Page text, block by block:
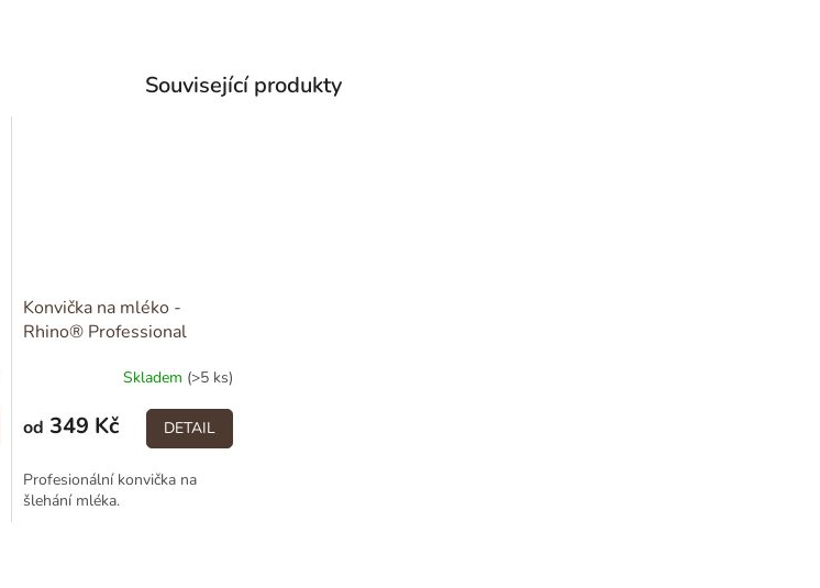
Související produkty
Konvička na mléko -
Rhino® Professional
Skladem (>5 ks)
od 349 Kč DETAIL
Profesionální konvička na
šlehání mléka.